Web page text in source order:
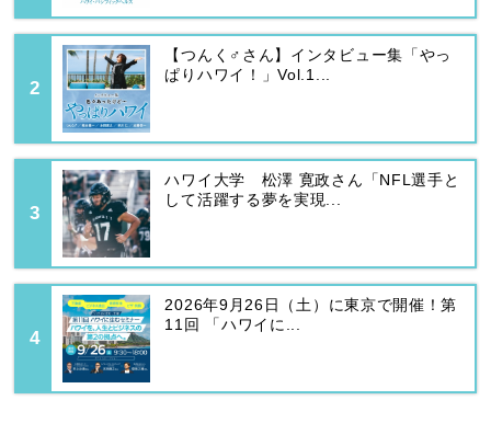
【つんく♂さん】インタビュー集「やっ
ぱりハワイ！」Vol.1...
ハワイ大学 松澤 寛政さん「NFL選手と
して活躍する夢を実現...
2026年9月26日（土）に東京で開催！第
11回 「ハワイに...